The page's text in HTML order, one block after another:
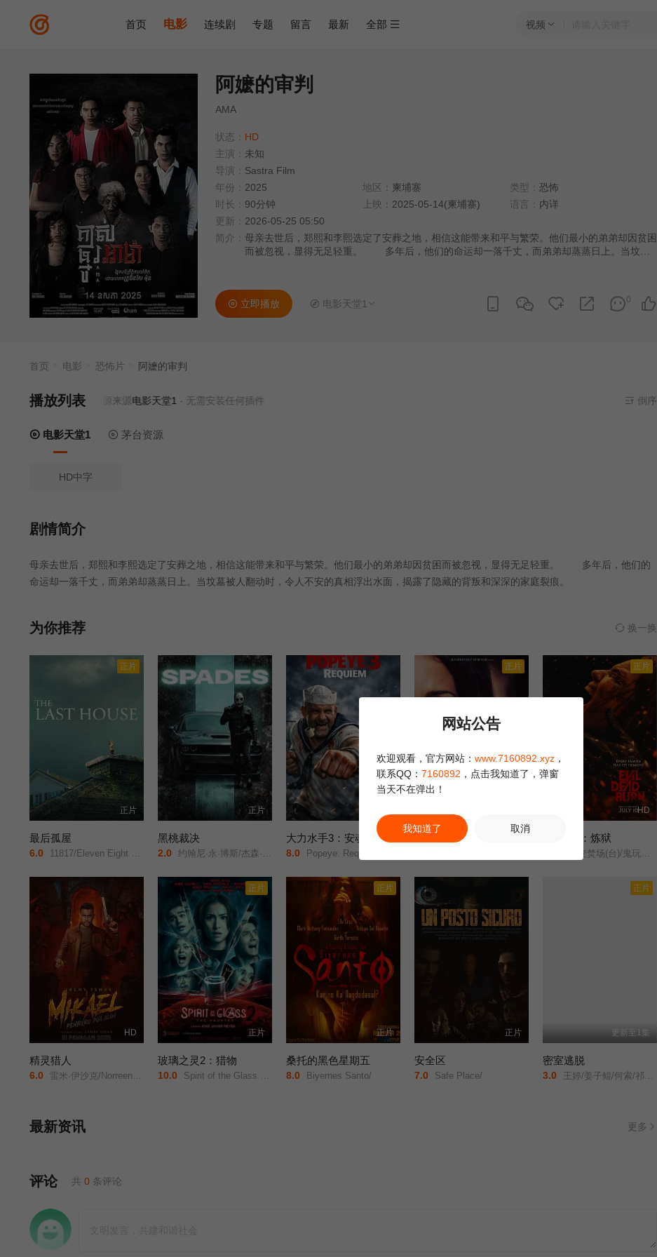
视频
首页 电影 连续剧 专题 留言 最新 全部
阿嬷的审判
AMA
状态： HD
主演： 未知
导演： Sastra Film
年份： 2025 地区： 柬埔寨 类型： 恐怖
时长： 90分钟 上映： 2025-05-14(柬埔寨) 语言： 内详
更新： 2026-05-25 05:50
简介： 母亲去世后，郑熙和李熙选定了安葬之地，相信这能带来和平与繁荣。他们最小的弟弟却因贫困
而被忽视，显得无足轻重。 多年后，他们的命运却一落千丈，而弟弟却蒸蒸日上。当坟墓
0
立即播放 电影天堂1
首页 电影 恐怖片 阿嬷的审判
播放列表
当前资源来源 电影天堂1- 无需安装任何插件 倒序
电影天堂1 茅台资源
HD中字
剧情简介
母亲去世后，郑熙和李熙选定了安葬之地，相信这能带来和平与繁荣。他们最小的弟弟却因贫困而被忽视，显得无足轻重。 多年后，他们的
命运却一落千丈，而弟弟却蒸蒸日上。当坟墓被人翻动时，令人不安的真相浮出水面，揭露了隐藏的背叛和深深的家庭裂痕。
为你推荐 换一换
正片
正片
最后孤屋
6.0 11817/Eleven Eight One Seven/
正片
黑桃裁决
2.0 约翰尼·永·博斯/杰森·纳维/岛本信明/
大力水手3：安魂曲
8.0 Popeye: Requiem/
正片
猛尸一家亲
正片
HD
鬼玩人6：炼狱
尸变焚场(台)/鬼玩人6：燃烧/鬼玩人崛起衍生电影/
HD
精灵猎人
6.0 雷米·伊沙克/Norreen/Iman/
正片
正片
玻璃之灵2：猎物
10.0 Spirit of the Glass 2: The Hunted/
正片
正片
桑托的黑色星期五
8.0 Biyernes Santo/
正片
安全区
7.0 Safe Place/
正片
更新至1集
密室逃脱
3.0 王婷/姜子鲲/何索/祁圣翰/张珊珊/
最新资讯 更多
评论 共 0 条评论
网站公告
欢迎观看，官方网站： www.7160892.xyz ，
联系QQ： 7160892 ，点击我知道了，弹窗
当天不在弹出！
我知道了 取消